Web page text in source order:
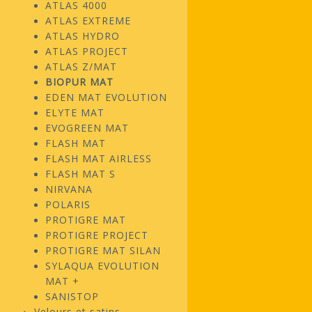
ATLAS 4000
ATLAS EXTREME
ATLAS HYDRO
ATLAS PROJECT
ATLAS Z/MAT
BIOPUR MAT
EDEN MAT EVOLUTION
ELYTE MAT
EVOGREEN MAT
FLASH MAT
FLASH MAT AIRLESS
FLASH MAT S
NIRVANA
POLARIS
PROTIGRE MAT
PROTIGRE PROJECT
PROTIGRE MAT SILAN
SYLAQUA EVOLUTION
MAT +
SANISTOP